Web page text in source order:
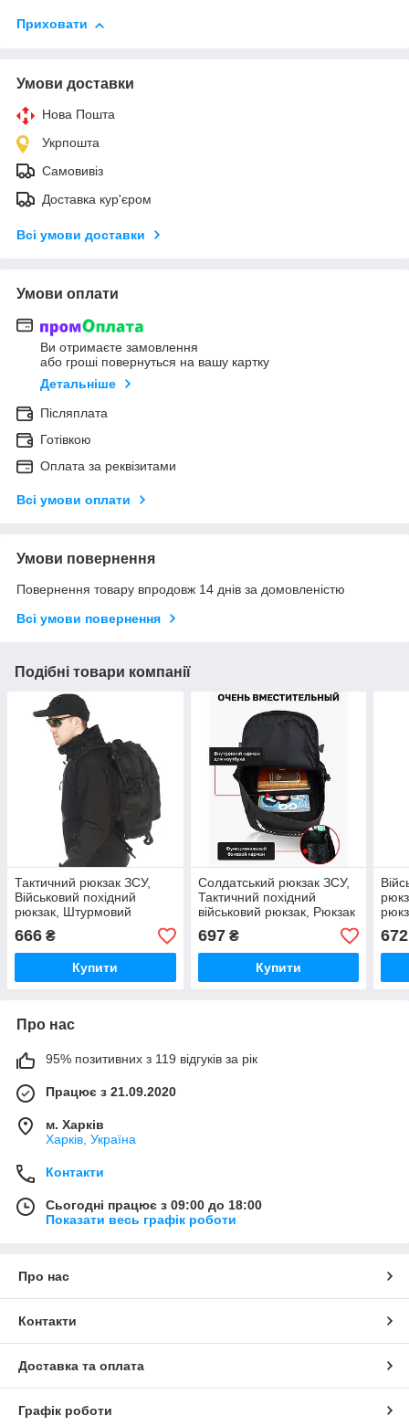
Приховати
Умови доставки
Нова Пошта
Укрпошта
Самовивіз
Доставка кур'єром
Всі умови доставки
Умови оплати
Ви отримаєте замовлення
або гроші повернуться на вашу картку
Детальніше
Післяплата
Готівкою
Оплата за реквізитами
Всі умови оплати
Умови повернення
Повернення товару впродовж 14 днів за домовленістю
Всі умови повернення
Подібні товари компанії
Тактичний рюкзак ЗСУ,
Військовий похідний
рюкзак, Штурмовий
Рюкзак наплічний
військовий OQ-25
666 ₴
Купити
Солдатський рюкзак ЗСУ,
Тактичний похідний
військовий рюкзак, Рюкзак
для армії Армійський нато
IH-57
697₴
Купити
672
Про нас
95% позитивних з 119 відгуків за рік
Працює з 21.09.2020
м. Харків
Харків, Україна
Контакти
Сьогодні працює з 09:00 до 18:00
Показати весь графік роботи
Про нас
Контакти
Доставка та оплата
Графік роботи